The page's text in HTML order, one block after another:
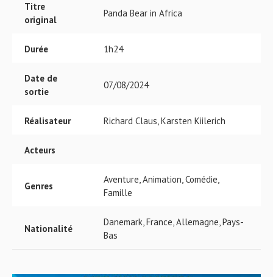
Titre
original
Panda Bear in Africa
Durée 1h24
Date de
sortie
07/08/2024
Réalisateur Richard Claus, Karsten Kiilerich
Acteurs
Genres
Aventure, Animation, Comédie,
Famille
Nationalité
Danemark, France, Allemagne, Pays-
Bas